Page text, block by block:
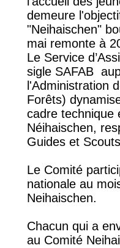
demeure
"Neihaischen"
mai remonte à
Le Service
sigle SAFAB
l'Administration
Forêts)
cadre
Néihaischen,
Guides et
Le Comité
nationale au
Neihaischen.
Chacun qui a
au Comité